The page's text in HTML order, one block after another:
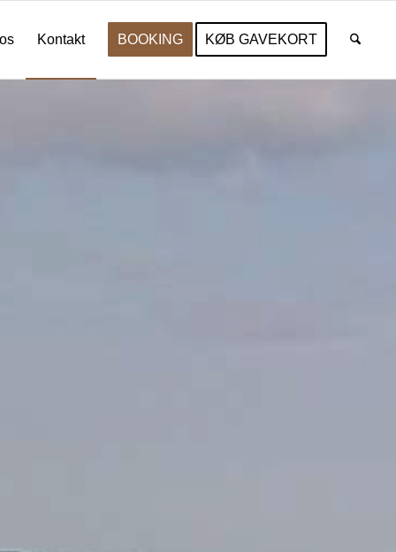
Kontakt BOOKING KØB GAVEKORT